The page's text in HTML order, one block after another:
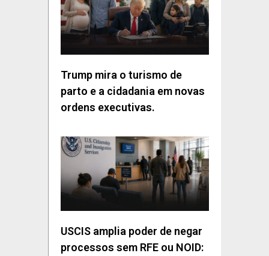
Trump mira o turismo de
parto e a cidadania em novas
ordens executivas.
USCIS amplia poder de negar
processos sem RFE ou NOID: